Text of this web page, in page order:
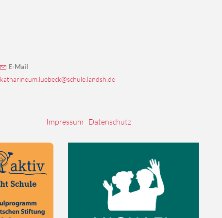
E-Mail
katharineum.luebeck@schule.landsh.de
Impressum Datenschutz